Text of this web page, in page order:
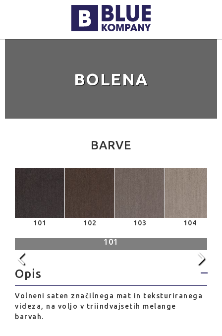
BOLENA
BARVE
101 102 103 104
101
Opis
Volneni saten značilnega mat in teksturiranega
videza, na voljo v triindvajsetih melange
barvah.